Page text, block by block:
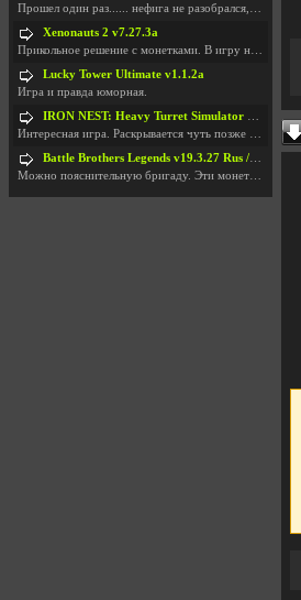
Прошел один раз...... нефига не разобрался, прохож
Xenonauts 2 v7.27.3a
Прикольное решение с монетками. В игру не играл, н
Lucky Tower Ultimate v1.1.2a
Игра и правда юморная.
IRON NEST: Heavy Turret Simulator v1.0a
Интересная игра. Раскрывается чуть позже начала. Н
Battle Brothers Legends v19.3.27 Rus / + Battle Brothers Legends v19.3.39 Eng
Можно пояснительную бригаду. Эти монетки, они в ка